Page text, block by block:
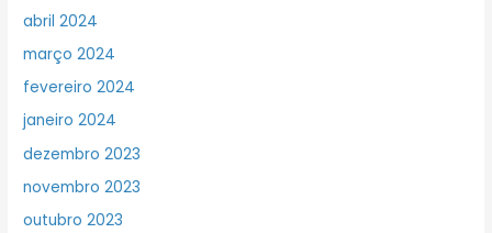
abril 2024
março 2024
fevereiro 2024
janeiro 2024
dezembro 2023
novembro 2023
outubro 2023